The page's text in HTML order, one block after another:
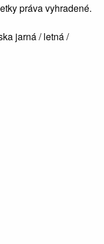
práva vyhradené.
jarná / letná /